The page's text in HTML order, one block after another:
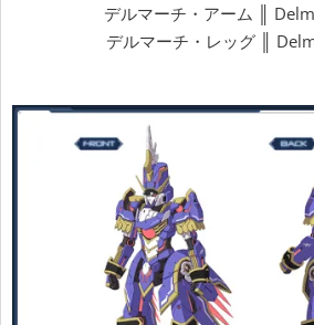
デルマーチ・アーム ║
デルマーチ・レッグ ║